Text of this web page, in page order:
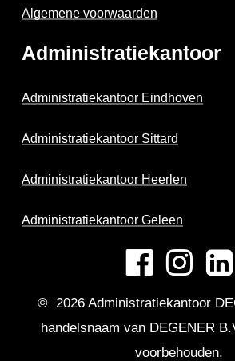
Algemene voorwaarden
Administratiekantoor
Administratiekantoor Eindhoven
Administratiekantoor Sittard
Administratiekantoor Heerlen
Administratiekantoor Geleen
© 2026Administratiekantoor
handelsnaam van DEGENER
voorbehouden.